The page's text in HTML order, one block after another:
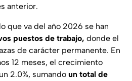
anterior.
que va del año 2026 se han
puestos de trabajo, donde el
de carácter permanente. En
12 meses, el crecimiento
2.0%, sumando un total de